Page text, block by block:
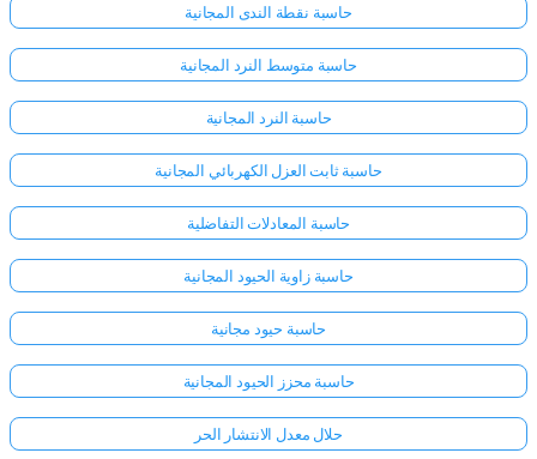
حاسبة نقطة الندى المجانية
حاسبة متوسط النرد المجانية
حاسبة النرد المجانية
حاسبة ثابت العزل الكهربائي المجانية
حاسبة المعادلات التفاضلية
حاسبة زاوية الحيود المجانية
حاسبة حيود مجانية
حاسبة محزز الحيود المجانية
حلال معدل الانتشار الحر